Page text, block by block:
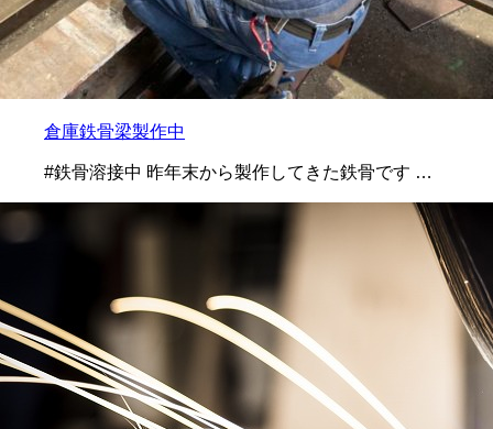
倉庫鉄骨梁製作中
#鉄骨溶接中 昨年末から製作してきた鉄骨です …